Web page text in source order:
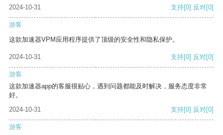
2024-10-31 支持[0] 反对[0]
游客
这款加速器VPM应用程序提供了顶级的安全性和隐私保护。
2024-10-31 支持[0] 反对[0]
游客
这款加速器app的客服很贴心，遇到问题都能及时解决，服务态度非常
好。
2024-10-31
支持[0] 反对[0]
游客